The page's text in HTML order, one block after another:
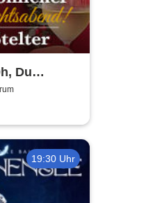
Du
2026
19:30 Uhr